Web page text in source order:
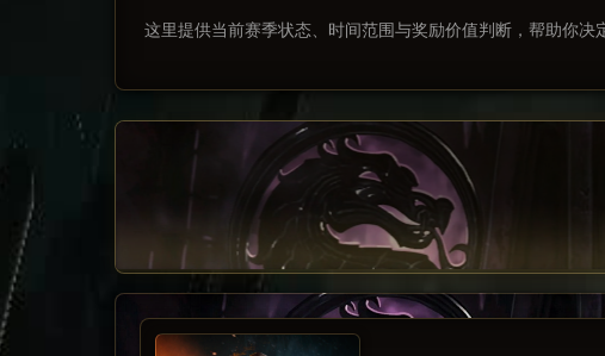
这里提供当前赛季状态、时间范围与奖励价值判断，帮助你决